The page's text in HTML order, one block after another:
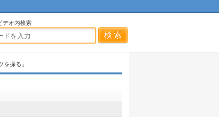
デオ内検索
探る」